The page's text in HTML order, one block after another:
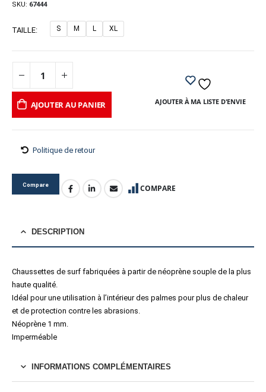
SKU: 67444
TAILLE S M L XL
AJOUTER AU PANIER AJOUTER À MA LISTE D'ENVIE
Politique de retour
Compare COMPARE
DESCRIPTION
Chaussettes de surf fabriquées à partir de néoprène souple de la plus
haute qualité.
Idéal pour une utilisation à l’intérieur des palmes pour plus de chaleur
et de protection contre les abrasions.
Néoprène 1 mm.
Imperméable
INFORMATIONS COMPLÉMENTAIRES